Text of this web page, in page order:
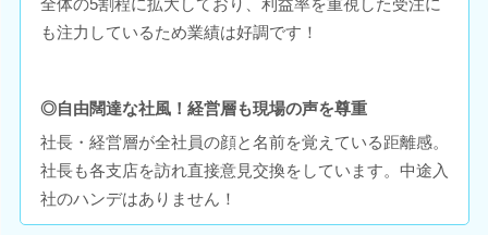
全体の5割程に拡大しており、利益率を重視した受注に
も注力しているため業績は好調です！
◎自由闊達な社風！経営層も現場の声を尊重
社長・経営層が全社員の顔と名前を覚えている距離感。
社長も各支店を訪れ直接意見交換をしています。中途入
社のハンデはありません！